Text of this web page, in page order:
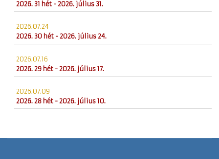
2026. 31 hét - 2026. július 31.
2026.07.24
2026. 30 hét - 2026. július 24.
2026.07.16
2026. 29 hét - 2026. július 17.
2026.07.09
2026. 28 hét - 2026. július 10.